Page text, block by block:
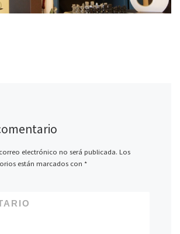
electrónico no será publicada. Los
están marcados con *